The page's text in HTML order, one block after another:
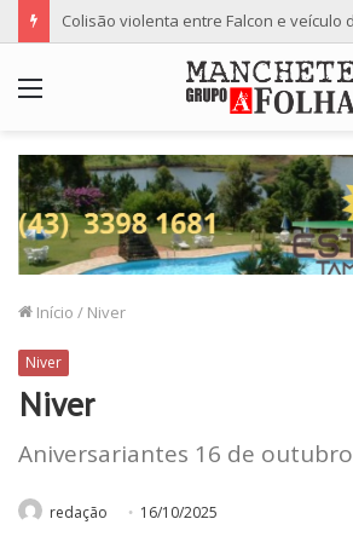
Início / Niver
Niver
Niver
Aniversariantes 16 de outubro
redação 16/10/2025